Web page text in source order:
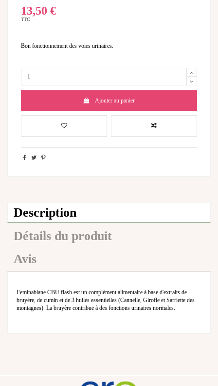
13,50 €
TTC
Bon fonctionnement des voies urinaires.
Ajouter au panier
Description
Détails du produit
Avis
Feminabiane CBU flash est un complément alimentaire à base d'extraits de
bruyère, de cumin et de 3 huiles essentielles (Cannelle, Girofle et Sarriette des
montagnes). La bruyère contribue à des fonctions urinaires normales.